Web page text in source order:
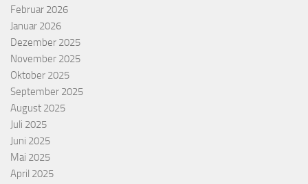
Februar 2026
Januar 2026
Dezember 2025
November 2025
Oktober 2025
September 2025
August 2025
Juli 2025
Juni 2025
Mai 2025
April 2025